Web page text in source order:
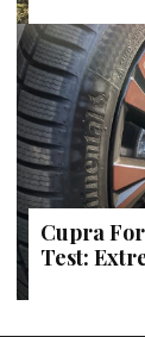
Cupra
Test: